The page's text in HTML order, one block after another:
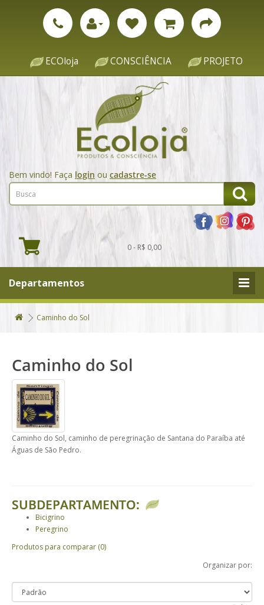
ECOloja CONSCIÊNCIA PROJETO
Bem vindo! Faça login ou cadastre-se
0 - R$ 0,00
Departamentos
Caminho do Sol
Caminho do Sol
Caminho do Sol, caminho de peregrinação de Santana do Paraíba até
Águas de São Pedro.
SUBDEPARTAMENTO:
Bicigrino
Peregrino
Produtos para comparar (0)
Organizar por: